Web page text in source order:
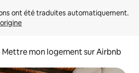
Mettre mon logement sur Airbnb